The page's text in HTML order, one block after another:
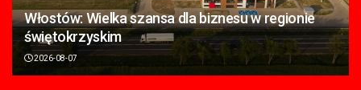
Włostów: Wielka szansa dla biznesu w regionie
świętokrzyskim
2026-08-07